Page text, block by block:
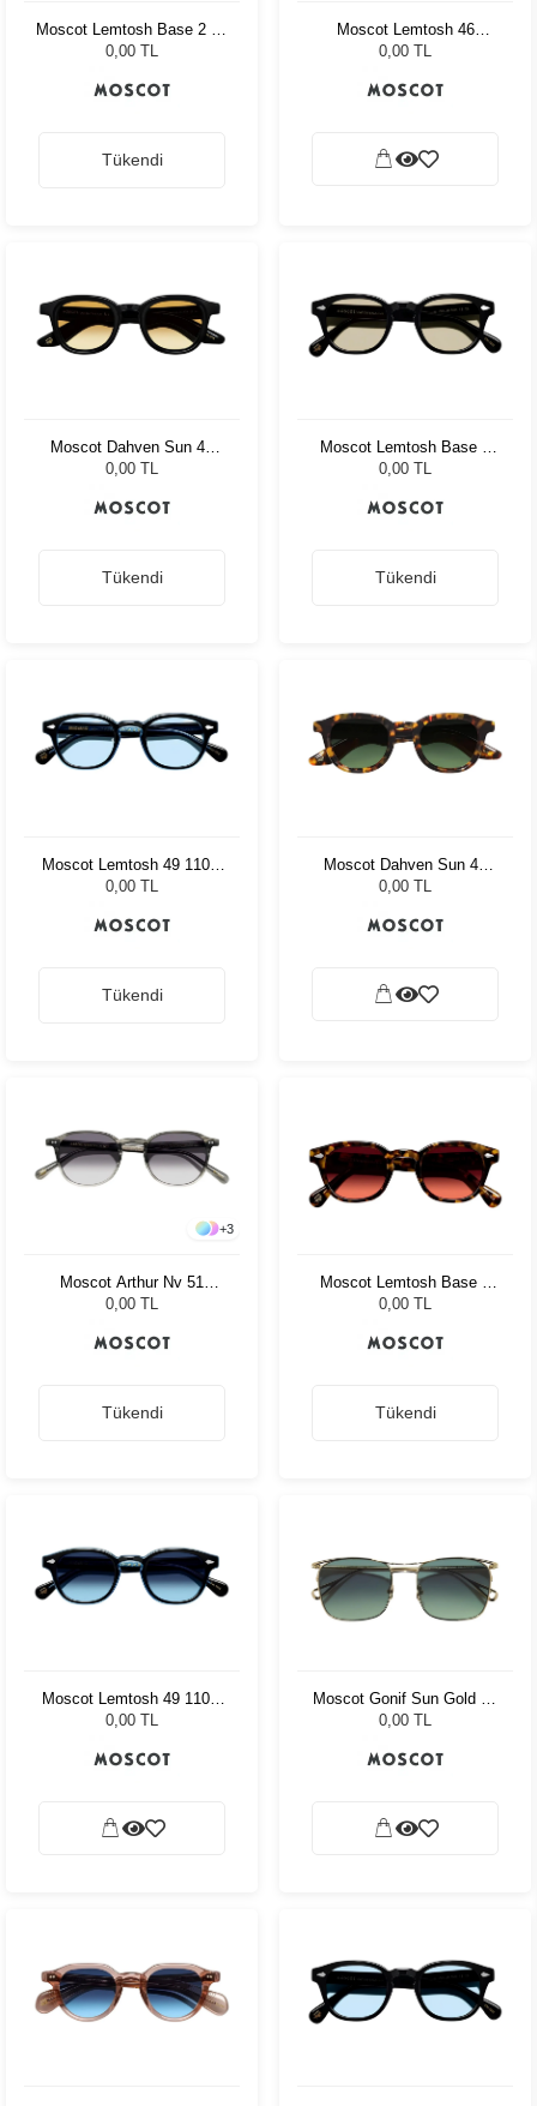
Moscot Lemtosh Base 2 46
Black Denim Blue
0,00 TL
Tükendi
Moscot Lemtosh 46
Tortoise American Grey
0,00 TL
Moscot Dahven Sun 47
Black Chestnut Fade
0,00 TL
Tükendi
Moscot Lemtosh Base 2
Black 46 Amber
0,00 TL
Tükendi
Moscot Lemtosh 49 110 Ii
Blue Bel Air Blue
0,00 TL
Tükendi
Moscot Dahven Sun 47
Tortoise Forest Wood
0,00 TL
+3
Moscot Arthur Nv 51
Charcoal Amr.Grey Fade
0,00 TL
Tükendi
Moscot Lemtosh Base 2
Sun 46 Tort Cabernet
0,00 TL
Tükendi
Moscot Lemtosh 49 110 Ii
Blue Denim Blue
0,00 TL
Moscot Gonif Sun Gold 54
Forest Wood
0,00 TL